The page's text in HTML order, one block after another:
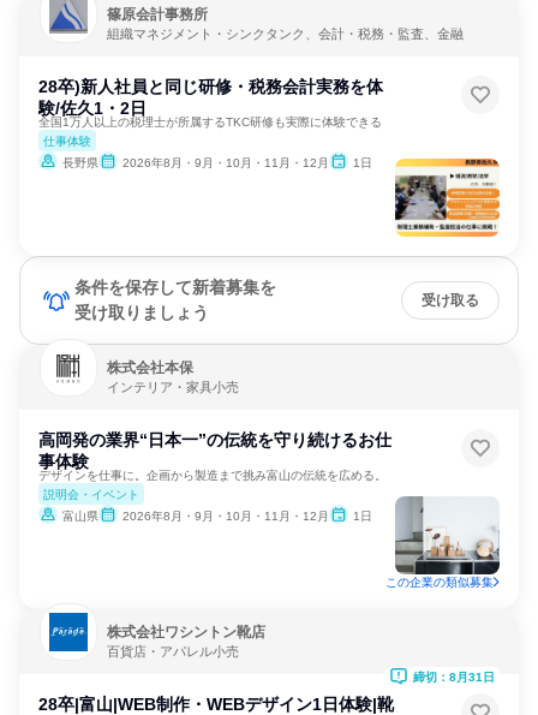
篠原会計事務所
組織マネジメント・シンクタンク、会計・税務・監査、金融
28卒)新人社員と同じ研修・税務会計実務を体
験/佐久1・2日
全国1万人以上の税理士が所属するTKC研修も実際に体験できる
仕事体験
長野県
2026年8月・9月・10月・11月・12月 1日
条件を保存して新着募集を
受け取りましょう
受け取る
株式会社本保
インテリア・家具小売
高岡発の業界“日本一”の伝統を守り続けるお仕
事体験
デザインを仕事に。企画から製造まで挑み富山の伝統を広める。
説明会・イベント
富山県
2026年8月・9月・10月・11月・12月 1日
この企業の類似募集
株式会社ワシントン靴店
百貨店・アパレル小売
28卒|富山|WEB制作・WEBデザイン1日体験|靴
締切：8月31日